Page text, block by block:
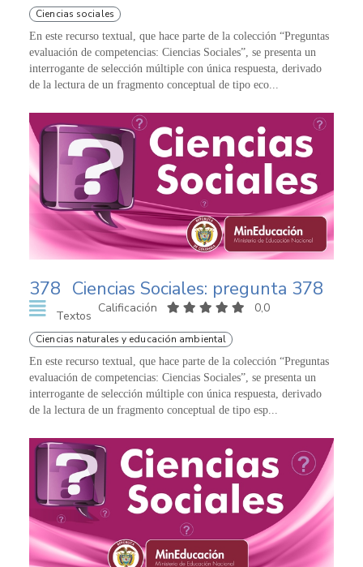
Ciencias sociales
En este recurso textual, que hace parte de la colección “Preguntas
evaluación de competencias: Ciencias Sociales”, se presenta un
interrogante de selección múltiple con única respuesta, derivado
de la lectura de un fragmento conceptual de tipo eco...
378 Ciencias Sociales: pregunta 378
Textos
Calificación 0,0
Ciencias naturales y educación ambiental
En este recurso textual, que hace parte de la colección “Preguntas
evaluación de competencias: Ciencias Sociales”, se presenta un
interrogante de selección múltiple con única respuesta, derivado
de la lectura de un fragmento conceptual de tipo esp...